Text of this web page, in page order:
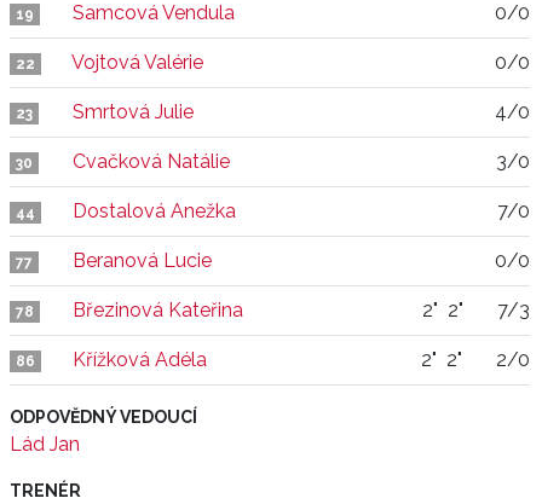
19 Samcová Vendula 0/0
22 Vojtová Valérie 0/0
23 Smrtová Julie 4/0
30 Cvačková Natálie 3/0
44 Dostalová Anežka 7/0
77 Beranová Lucie 0/0
78 Březinová Kateřina 2" 2" 7/3
86 Křížková Adéla 2" 2" 2/0
ODPOVĚDNÝ VEDOUCÍ
Lád Jan
TRENÉR